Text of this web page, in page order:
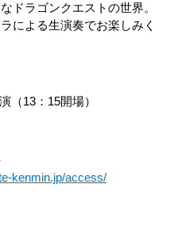
ドラゴンクエストの世界。
による生演奏でお楽しみく
（13：15開場）
kenmin.jp/access/